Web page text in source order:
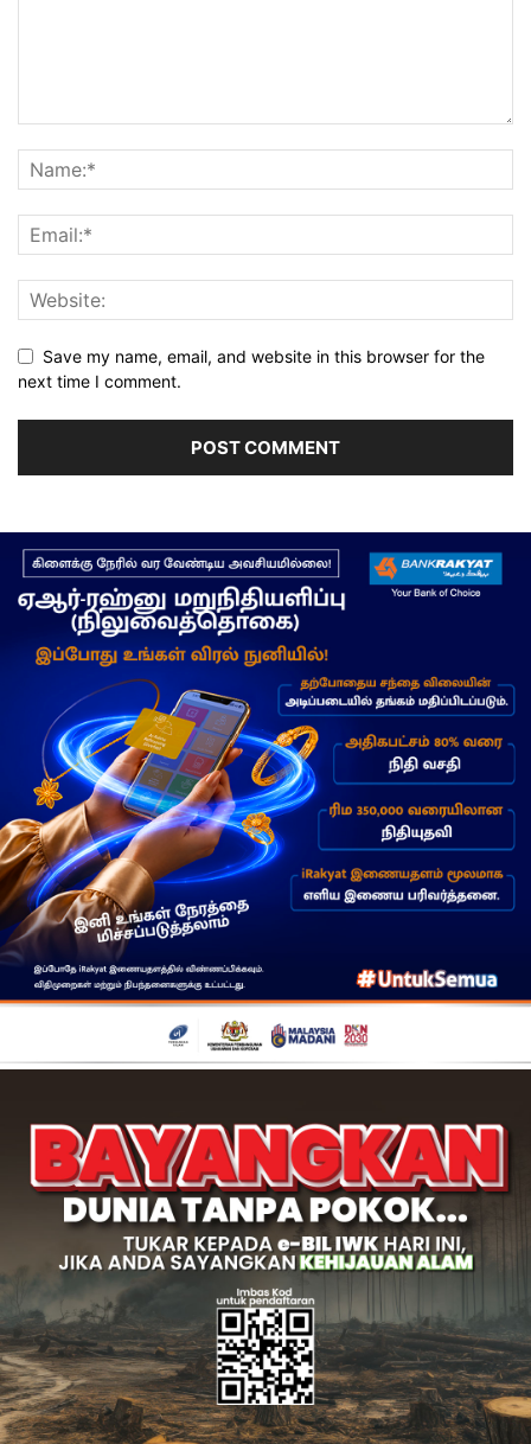
Save my name, email, and website in this browser for the
next time I comment.